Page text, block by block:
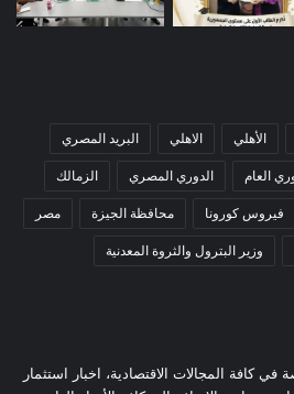
الأهلي الاهلي البريد المصري
العام الدوري المصري الزمالك
فيروس كورونا محافظة الجيزة مصر
وزير البترول والثروة المعدنية
كافة المجالات الاقتصادية، اخبار استثمار